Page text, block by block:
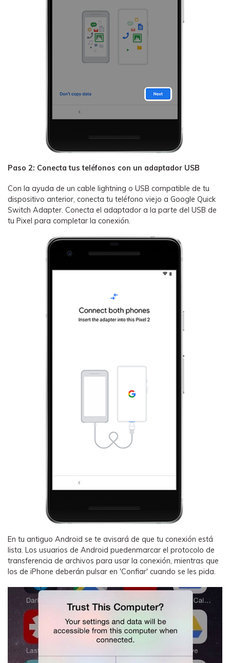
Paso 2: Conecta tus teléfonos con un adaptador USB
Con la ayuda de un cable lightning o USB compatible de tu
dispositivo anterior, conecta tu teléfono viejo a Google Quick
Switch Adapter. Conecta el adaptador a la parte del USB de
tu Pixel para completar la conexión.
En tu antiguo Android se te avisará de que tu conexión está
lista. Los usuarios de Android puedenmarcar el protocolo de
transferencia de archivos para usar la conexión, mientras que
los de iPhone deberán pulsar en 'Confiar' cuando se les pida.